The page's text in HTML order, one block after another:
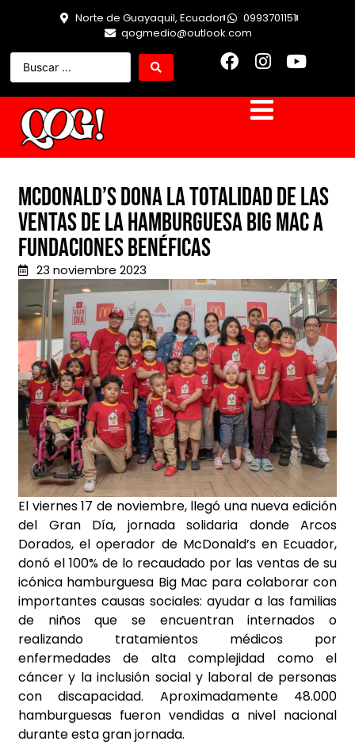
Norte de Guayaquil, Ecuador
0993701151
qogmedio@outlook.com
McDonald’s dona la totalidad de las
ventas de la hamburguesa Big Mac a
Fundaciones benéficas
23 noviembre 2023
El viernes 17 de noviembre, llegó una nueva edición
del Gran Día, jornada solidaria donde Arcos
Dorados, el operador de McDonald’s en Ecuador,
donó el 100% de lo recaudado por las ventas de su
icónica hamburguesa Big Mac para colaborar con
importantes causas sociales: ayudar a las familias
de niños que se encuentran internados o
realizando tratamientos médicos por
enfermedades de alta complejidad como el
cáncer y la inclusión social y laboral de personas
con discapacidad. Aproximadamente 48.000
hamburguesas fueron vendidas a nivel nacional
durante esta gran jornada.